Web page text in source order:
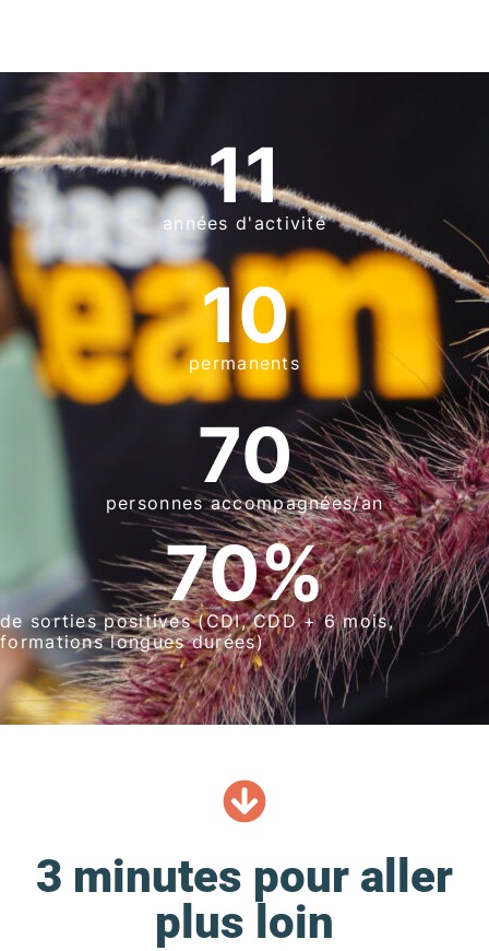
années d'activité
11
permanents
10
personnes accompagnées/an
70
de sorties positives (CDI, CDD + 6 mois,
formations longues durées)
70%
3 minutes pour aller
plus loin